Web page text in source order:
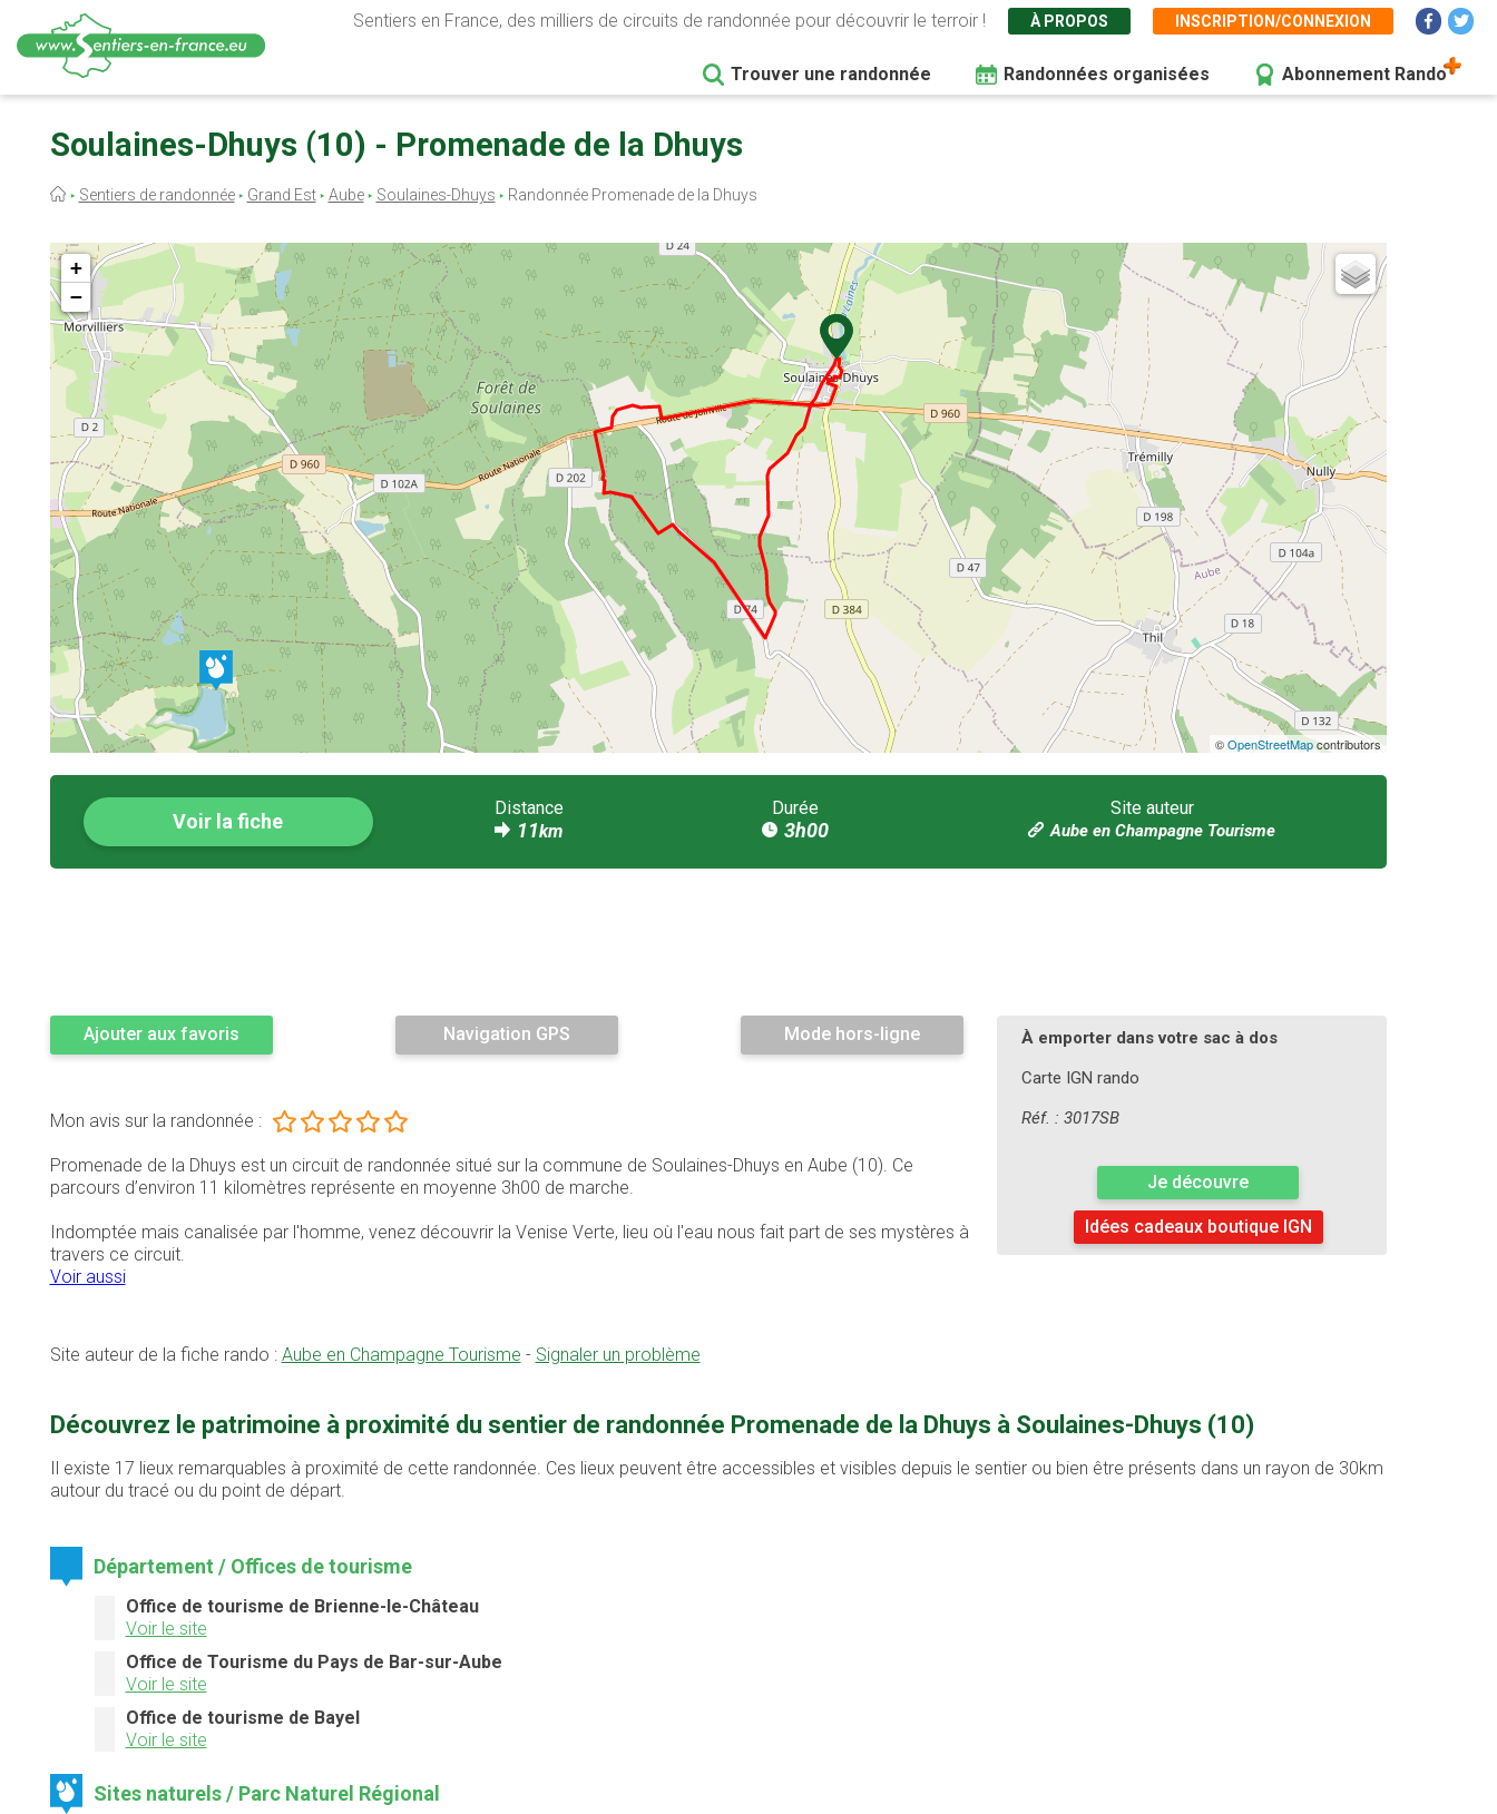
contenu
Sentiers en France, des milliers de circuits de randonnée pour découvrir le terroir ! À PROPOS INSCRIPTION/CONNEXION
Trouver une randonnée Randonnées organisées Abonnement Rando
Soulaines-Dhuys (10) - Promenade de la Dhuys
Fil
Sentiers de randonnée Grand Est Aube Soulaines-Dhuys Randonnée Promenade de la Dhuys
+
−
©OpenStreetMapcontributors
Voir la fiche
Distance
11km
Durée
3h00
Site auteur
Aube en Champagne Tourisme
Ajouter aux favoris Navigation GPS Mode hors-ligne
Mon avis sur la randonnée :
Promenade de la Dhuys est un circuit de randonnée situé sur la commune de Soulaines-Dhuys en Aube (10). Ce
parcours d’environ 11 kilomètres représente en moyenne 3h00 de marche.
Indomptée mais canalisée par l'homme, venez découvrir la Venise Verte, lieu où l'eau nous fait part de ses mystères à
travers ce circuit.
Voir aussi
Site auteur de la fiche rando : Aube en Champagne Tourisme - Signaler un problème
À emporter dans votre sac à dos
Carte IGN rando
Réf. : 3017SB
Je découvre
Idées cadeaux boutique IGN
Découvrez le patrimoine à proximité du sentier de randonnée Promenade de la Dhuys à Soulaines-Dhuys (10)
Il existe 17 lieux remarquables à proximité de cette randonnée. Ces lieux peuvent être accessibles et visibles depuis le sentier ou bien être présents dans un rayon de 30km
autour du tracé ou du point de départ.
Département / Offices de tourisme
Office de tourisme de Brienne-le-Château
Voir le site
Office de Tourisme du Pays de Bar-sur-Aube
Voir le site
Office de tourisme de Bayel
Voir le site
Sites naturels / Parc Naturel Régional